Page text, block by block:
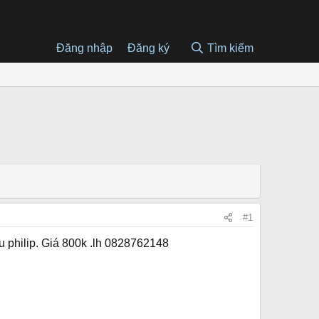
Đăng nhập Đăng ký Tìm kiếm
#1
philip. Giá 800k .lh 0828762148